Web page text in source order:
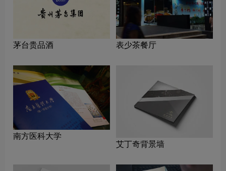
茅台贵品酒 表少茶餐厅
南方医科大学
艾丁奇背景墙